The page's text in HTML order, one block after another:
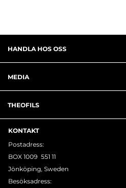
HANDLA HOS OSS
MEDIA
THEOFILS
KONTAKT
Postadress:
BOX 1009 551 11
Jönköping, Sweden
Besöksadress: